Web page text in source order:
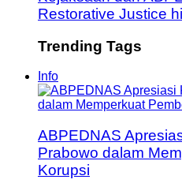
Restorative Justice
Trending Tags
Info
ABPEDNAS
Prabowo dalam
Korupsi